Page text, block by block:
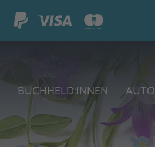
BUCHHELD:INNEN